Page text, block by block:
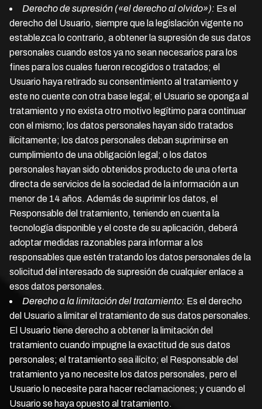
Derecho de supresión («el derecho al olvido»): Es el
derecho del Usuario, siempre que la legislación vigente no
establezca lo contrario, a obtener la supresión de sus datos
personales cuando estos ya no sean necesarios para los
fines para los cuales fueron recogidos o tratados; el
Usuario haya retirado su consentimiento al tratamiento y
este no cuente con otra base legal; el Usuario se oponga al
tratamiento y no exista otro motivo legítimo para continuar
con el mismo; los datos personales hayan sido tratados
ilícitamente; los datos personales deban suprimirse en
cumplimiento de una obligación legal; o los datos
personales hayan sido obtenidos producto de una oferta
directa de servicios de la sociedad de la información a un
menor de 14 años. Además de suprimir los datos, el
Responsable del tratamiento, teniendo en cuenta la
tecnología disponible y el coste de su aplicación, deberá
adoptar medidas razonables para informar a los
responsables que estén tratando los datos personales de la
solicitud del interesado de supresión de cualquier enlace a
esos datos personales.
Derecho a la limitación del tratamiento: Es el derecho
del Usuario a limitar el tratamiento de sus datos personales.
El Usuario tiene derecho a obtener la limitación del
tratamiento cuando impugne la exactitud de sus datos
personales; el tratamiento sea ilícito; el Responsable del
tratamiento ya no necesite los datos personales, pero el
Usuario lo necesite para hacer reclamaciones; y cuando el
Usuario se haya opuesto al tratamiento.